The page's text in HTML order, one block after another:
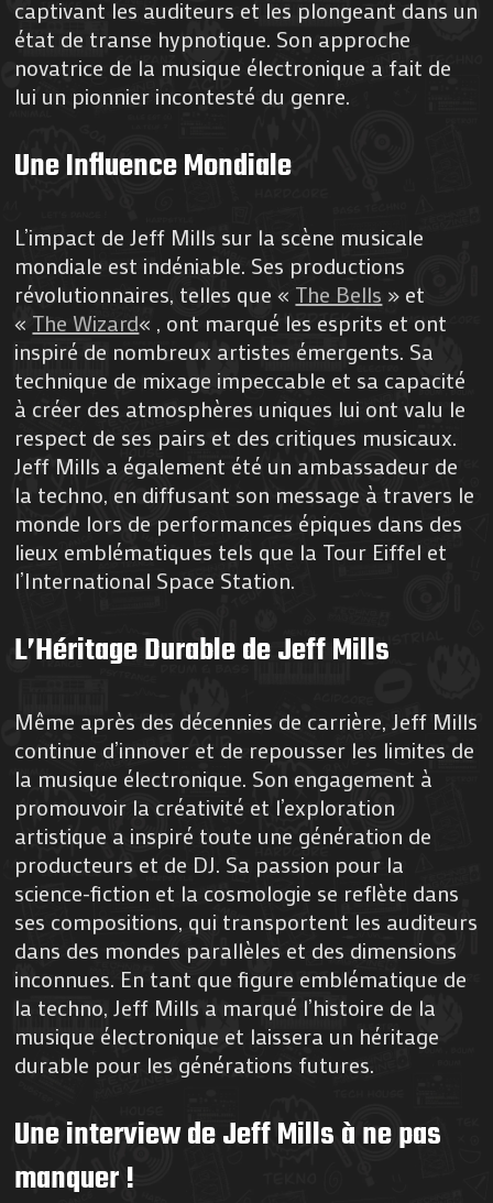
captivant les auditeurs et les plongeant dans un
état de transe hypnotique. Son approche
novatrice de la musique électronique a fait de
lui un pionnier incontesté du genre.
Une Influence Mondiale
L’impact de Jeff Mills sur la scène musicale
mondiale est indéniable. Ses productions
révolutionnaires, telles que « The Bells » et
« The Wizard« , ont marqué les esprits et ont
inspiré de nombreux artistes émergents. Sa
technique de mixage impeccable et sa capacité
à créer des atmosphères uniques lui ont valu le
respect de ses pairs et des critiques musicaux.
Jeff Mills a également été un ambassadeur de
la techno, en diffusant son message à travers le
monde lors de performances épiques dans des
lieux emblématiques tels que la Tour Eiffel et
l’International Space Station.
L’Héritage Durable de Jeff Mills
Même après des décennies de carrière, Jeff Mills
continue d’innover et de repousser les limites de
la musique électronique. Son engagement à
promouvoir la créativité et l’exploration
artistique a inspiré toute une génération de
producteurs et de DJ. Sa passion pour la
science-fiction et la cosmologie se reflète dans
ses compositions, qui transportent les auditeurs
dans des mondes parallèles et des dimensions
inconnues. En tant que figure emblématique de
la techno, Jeff Mills a marqué l’histoire de la
musique électronique et laissera un héritage
durable pour les générations futures.
Une interview de Jeff Mills à ne pas
manquer !